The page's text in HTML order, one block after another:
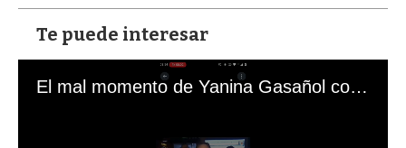
Te puede interesar
El mal momento de Yanina Gasañol con un hincha argentino en "Subrayado"